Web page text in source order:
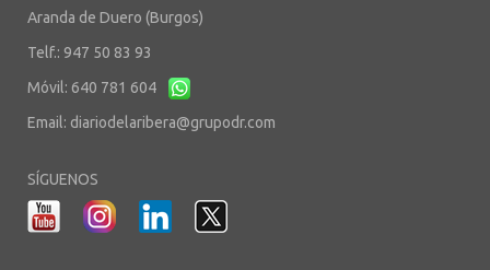
Aranda de Duero (Burgos)
Telf.: 947 50 83 93
Móvil: 640 781 604
Email: diariodelaribera@grupodr.com
SÍGUENOS